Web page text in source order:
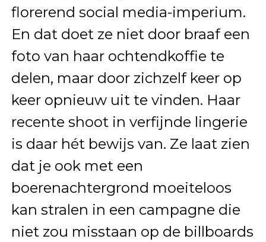
florerend social media-imperium.
En dat doet ze niet door braaf een
foto van haar ochtendkoffie te
delen, maar door zichzelf keer op
keer opnieuw uit te vinden. Haar
recente shoot in verfijnde lingerie
is daar hét bewijs van. Ze laat zien
dat je ook met een
boerenachtergrond moeiteloos
kan stralen in een campagne die
niet zou misstaan op de billboards